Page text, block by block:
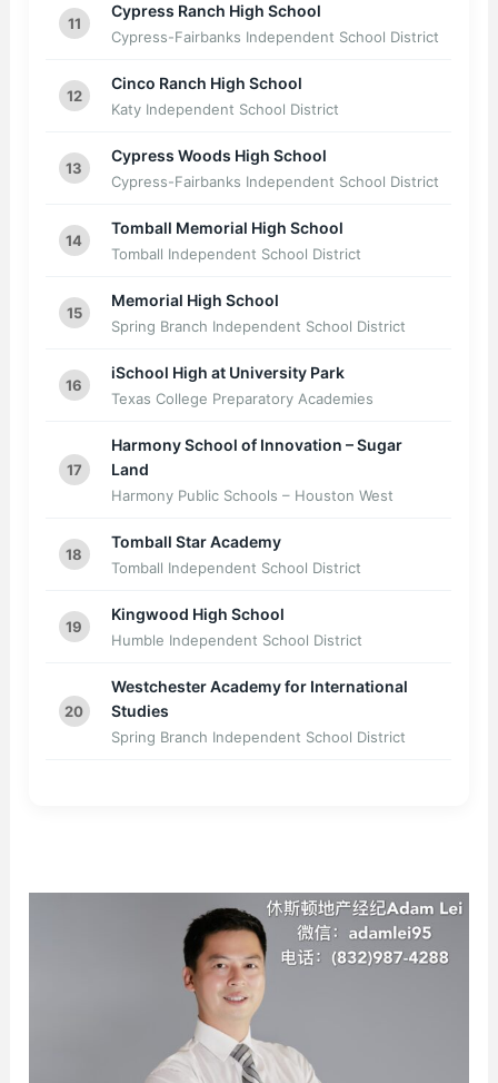
11
Cypress Ranch High School
Cypress-Fairbanks Independent School District
12
Cinco Ranch High School
Katy Independent School District
13
Cypress Woods High School
Cypress-Fairbanks Independent School District
14
Tomball Memorial High School
Tomball Independent School District
15
Memorial High School
Spring Branch Independent School District
16
iSchool High at University Park
Texas College Preparatory Academies
17
Harmony School of Innovation – Sugar
Land
Harmony Public Schools – Houston West
18
Tomball Star Academy
Tomball Independent School District
19
Kingwood High School
Humble Independent School District
20
Westchester Academy for International
Studies
Spring Branch Independent School District